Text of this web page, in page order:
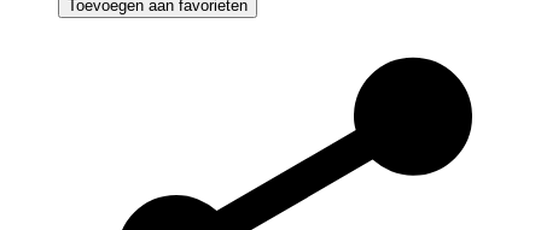
Toevoegen aan favorieten